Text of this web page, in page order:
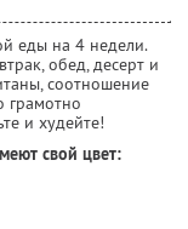
еды на 4 недели.
обед, десерт и
соотношение
грамотно
и худейте!
свой цвет: